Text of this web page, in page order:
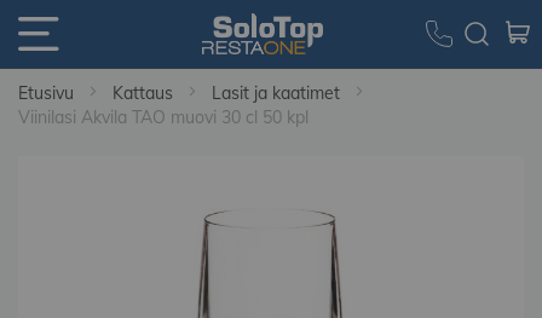
Etusivu Kattaus
Lasit ja kaatimet
Viinilasi Akvila TAO muovi 30 cl 50 kpl